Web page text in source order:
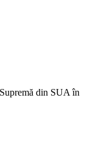
din SUA în